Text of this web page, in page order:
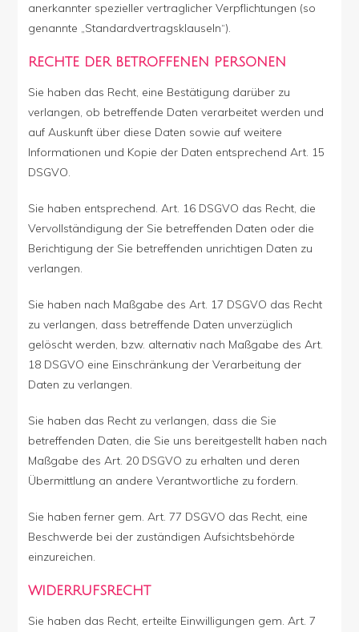
anerkannter spezieller vertraglicher Verpflichtungen (so
genannte „Standardvertragsklauseln“).
RECHTE DER BETROFFENEN PERSONEN
Sie haben das Recht, eine Bestätigung darüber zu
verlangen, ob betreffende Daten verarbeitet werden und
auf Auskunft über diese Daten sowie auf weitere
Informationen und Kopie der Daten entsprechend Art. 15
DSGVO.
Sie haben entsprechend. Art. 16 DSGVO das Recht, die
Vervollständigung der Sie betreffenden Daten oder die
Berichtigung der Sie betreffenden unrichtigen Daten zu
verlangen.
Sie haben nach Maßgabe des Art. 17 DSGVO das Recht
zu verlangen, dass betreffende Daten unverzüglich
gelöscht werden, bzw. alternativ nach Maßgabe des Art.
18 DSGVO eine Einschränkung der Verarbeitung der
Daten zu verlangen.
Sie haben das Recht zu verlangen, dass die Sie
betreffenden Daten, die Sie uns bereitgestellt haben nach
Maßgabe des Art. 20 DSGVO zu erhalten und deren
Übermittlung an andere Verantwortliche zu fordern.
Sie haben ferner gem. Art. 77 DSGVO das Recht, eine
Beschwerde bei der zuständigen Aufsichtsbehörde
einzureichen.
WIDERRUFSRECHT
Sie haben das Recht, erteilte Einwilligungen gem. Art. 7